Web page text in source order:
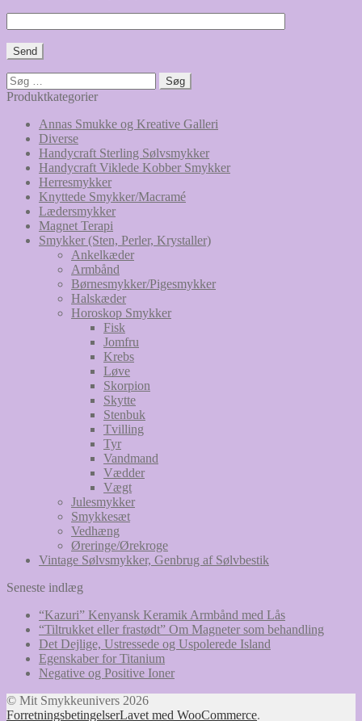
Søg
efter:
Produktkategorier
Annas Smukke og Kreative Galleri
Diverse
Handycraft Sterling Sølvsmykker
Handycraft Viklede Kobber Smykker
Herresmykker
Knyttede Smykker/Macramé
Lædersmykker
Magnet Terapi
Smykker (Sten, Perler, Krystaller)
Ankelkæder
Armbånd
Børnesmykker/Pigesmykker
Halskæder
Horoskop Smykker
Fisk
Jomfru
Krebs
Løve
Skorpion
Skytte
Stenbuk
Tvilling
Tyr
Vandmand
Vædder
Vægt
Julesmykker
Smykkesæt
Vedhæng
Øreringe/Ørekroge
Vintage Sølvsmykker, Genbrug af Sølvbestik
Seneste indlæg
“Kazuri” Kenyansk Keramik Armbånd med Lås
“Tiltrukket eller frastødt” Om Magneter som behandling
Det Dejlige, Ustressede og Uspolerede Island
Egenskaber for Titanium
Negative og Positive Ioner
© Mit Smykkeunivers 2026
ForretningsbetingelserLavet med WooCommerce.